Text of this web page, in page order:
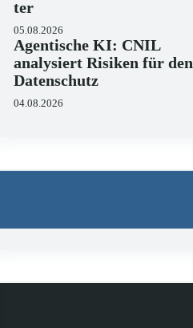
ter
05.08.2026
Agentische KI: CNIL
analysiert Risiken für den
Datenschutz
04.08.2026